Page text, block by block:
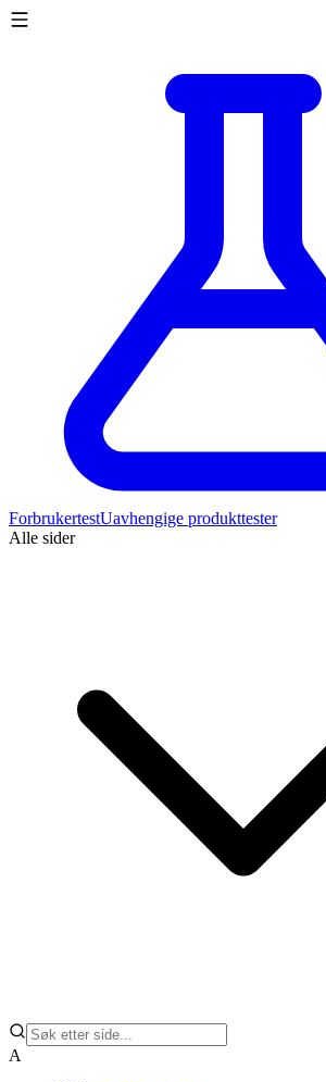
ForbrukertestUavhengige produkttester
Alle sider
A